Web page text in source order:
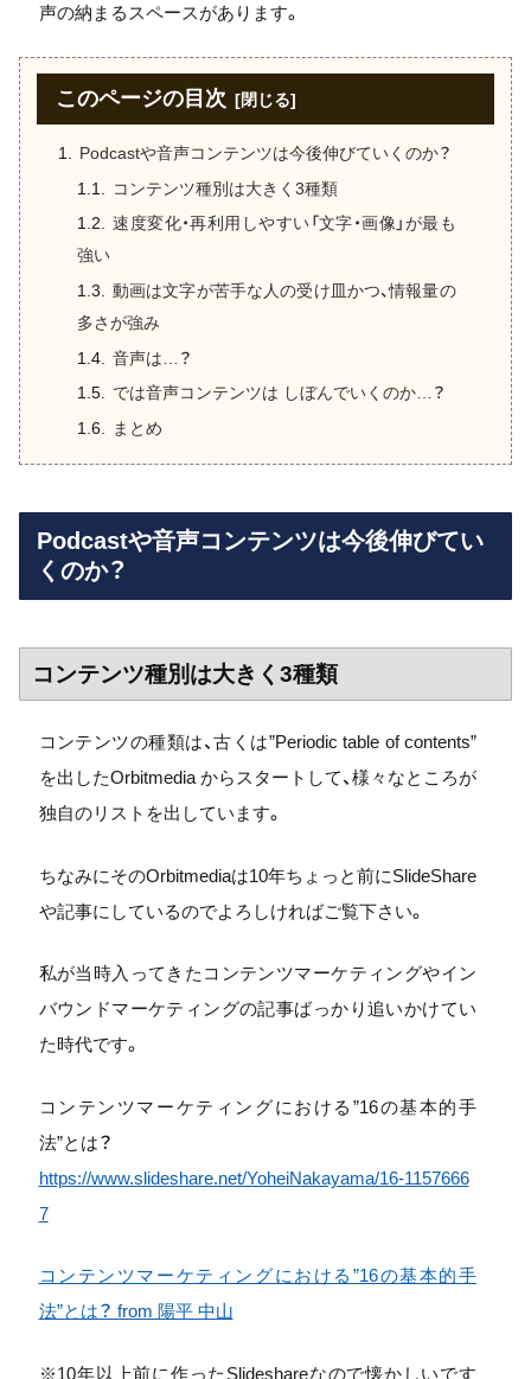
声の納まるスペースがあります。
このページの目次
Podcastや音声コンテンツは今後伸びていくのか？
コンテンツ種別は大きく3種類
速度変化・再利用しやすい「文字・画像」が最も
強い
動画は文字が苦手な人の受け皿かつ、情報量の
多さが強み
音声は…？
では音声コンテンツは しぼんでいくのか…？
まとめ
Podcastや音声コンテンツは今後伸びてい
くのか？
コンテンツ種別は大きく3種類
コンテンツの種類は、古くは”Periodic table of contents”
を出したOrbitmedia からスタートして、様々なところが
独自のリストを出しています。
ちなみにそのOrbitmediaは10年ちょっと前にSlideShare
や記事にしているのでよろしければご覧下さい。
私が当時入ってきたコンテンツマーケティングやイン
バウンドマーケティングの記事ばっかり追いかけてい
た時代です。
コンテンツマーケティングにおける”16の基本的手
法”とは？
https://www.slideshare.net/YoheiNakayama/16-1157666
7
コンテンツマーケティングにおける”16の基本的手
法”とは？ from 陽平 中山
※10年以上前に作ったSlideshareなので懐かしいです